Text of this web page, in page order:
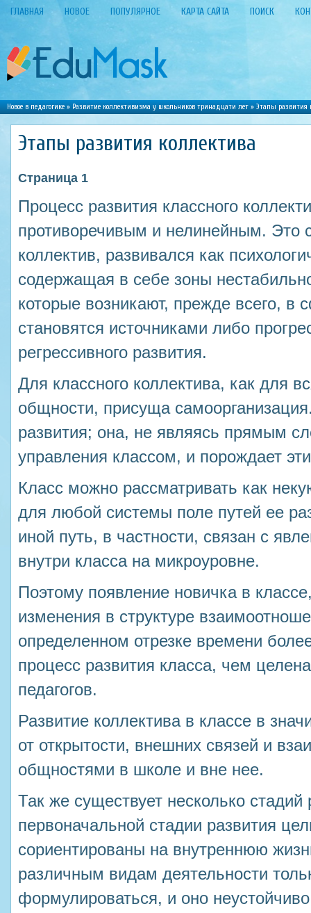
ГЛАВНАЯ НОВОЕ ПОПУЛЯРНОЕ КАРТА САЙТА ПОИСК
Новое в педагогике»Развитие коллективизма у школьников тринадцати лет» Этапы развития
Этапы развития коллектива
Страница 1
Процесс развития классного
противоречивым и нелинейным. Это
коллектив, развивался как
содержащая в себе зоны
которые возникают, прежде всего, в
становятся источниками либо
регрессивного развития.
Для классного коллектива, как для
общности, присуща
развития; она, не являясь прямым
управления классом, и порождает
Класс можно рассматривать как
для любой системы поле путей ее
иной путь, в частности, связан с
внутри класса на микроуровне.
Поэтому появление новичка в
изменения в структуре
определенном отрезке времени
процесс развития класса, чем
педагогов.
Развитие коллектива в классе в
от открытости, внешних связей и
общностями в школе и вне нее.
Так же существует несколько стадий
первоначальной стадии развития
сориентированы на внутреннюю
различным видам деятельности
формулироваться, и оно